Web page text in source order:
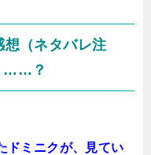
想（ネタバレ注
……？
ドミニクが、見てい